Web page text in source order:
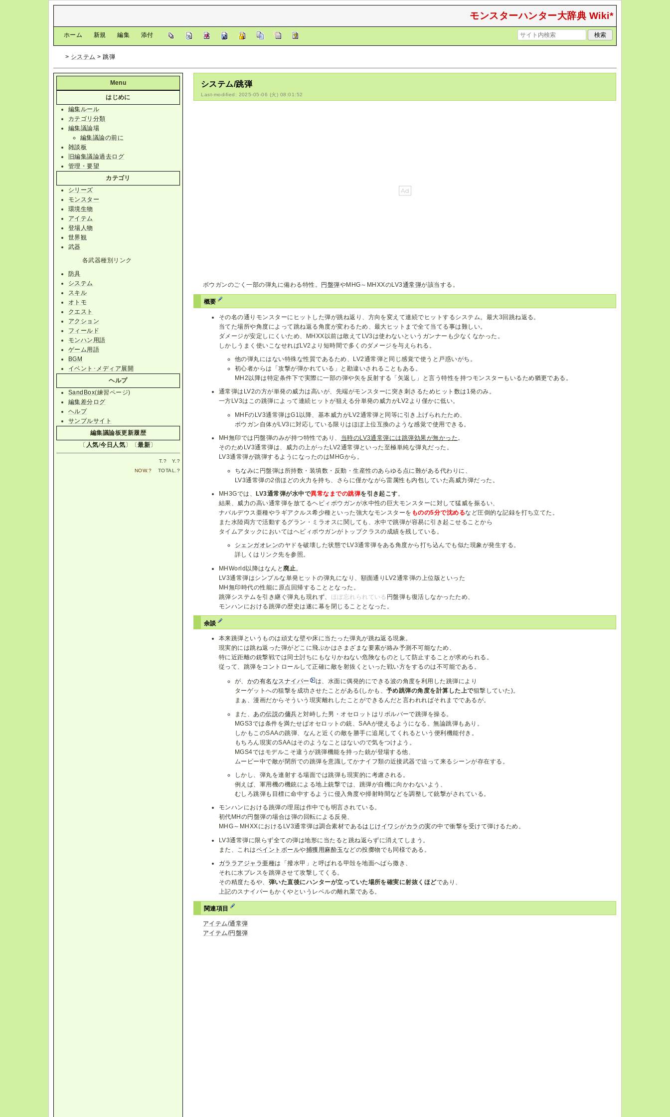
モンスターハンター大辞典 Wiki*
ホーム 新規 編集 添付
> システム > 跳弾
システム/跳弾
Last-modified: 2025-05-06 (火) 08:01:52
ボウガンのごく一部の弾丸に備わる特性。 円盤弾やMHG～MHXXのLV3通常弾が該当する。
概要
その名の通りモンスターにヒットした弾が跳ね返り、方向を変えて連続でヒットするシステム。最大3回跳ね返る。
当てた場所や角度によって跳ね返る角度が変わるため、最大ヒットまで全て当てる事は難しい。
ダメージが安定しにくいため、MHXX以前は敢えてLV3は使わないというガンナーも少なくなかった。
しかしうまく使いこなせればLV2より短時間で多くのダメージを与えられる。
他の弾丸にはない特殊な性質であるため、LV2通常弾と同じ感覚で使うと戸惑いがち。
初心者からは「攻撃が弾かれている」と勘違いされることもある。
MH2以降は特定条件下で実際に一部の弾や矢を反射する「矢返し」と言う特性を持つモンスターもいるため猶更である。
通常弾はLV2の方が単発の威力は高いが、先端がモンスターに突き刺さるためヒット数は1発のみ。
一方LV3はこの跳弾によって連続ヒットが狙える分単発の威力がLV2より僅かに低い。
MHFのLV3通常弾はG1以降、基本威力がLV2通常弾と同等に引き上げられたため、
ボウガン自体がLV3に対応している限りはほぼ上位互換のような感覚で使用できる。
MH無印では円盤弾のみが持つ特性であり、 当時のLV3通常弾には跳弾効果が無かった。
そのためLV3通常弾は、威力の上がったLV2通常弾といった至極単純な弾丸だった。
LV3通常弾が跳弾するようになったのはMHGから。
ちなみに円盤弾は所持数・装填数・反動・生産性のあらゆる点に難がある代わりに、
LV3通常弾の2倍ほどの火力を持ち、さらに僅かながら雷属性も内包していた高威力弾だった。
MH3Gでは、LV3通常弾が水中で異常なまでの跳弾を引き起こす。
結果、威力の高い通常弾を放てるヘビィボウガンが水中性の巨大モンスターに対して猛威を振るい、
ナバルデウス亜種やラギアクルス希少種といった強大なモンスターを ものの5分で沈めるなど圧倒的な記録を打ち立てた。
また水陸両方で活動するグラン・ミラオスに関しても、水中で跳弾が容易に引き起こせることから
タイムアタックにおいてはヘビィボウガンがトップクラスの成績を残している。
シェンガオレンのヤドを破壊した状態でLV3通常弾をある角度から打ち込んでも似た現象が発生する。
詳しくはリンク先を参照。
MHWorld以降はなんと 廃止 。
LV3通常弾はシンプルな単発ヒットの弾丸になり、額面通りLV2通常弾の上位版といった
MH無印時代の性能に原点回帰することとなった。
跳弾システムを引き継ぐ弾丸も現れず、 ほぼ忘れられている 円盤弾も復活しなかったため、
モンハンにおける跳弾の歴史は遂に幕を閉じることとなった。
余談
本来跳弾というものは頑丈な壁や床に当たった弾丸が跳ね返る現象。
現実的には跳ね返った弾がどこに飛ぶかはさまざまな要素が絡み予測不可能なため、
特に近距離の銃撃戦では同士討ちにもなりかねない危険なものとして防止することが求められる。
従って、跳弾をコントロールして正確に敵を射抜くといった戦い方をするのは不可能である。
が、 かの有名なスナイパー
は、水面に偶発的にできる波の角度を利用した跳弾により
ターゲットへの狙撃を成功させたことがある(しかも、 予め跳弾の角度を計算した上で狙撃していた)。
まぁ、漫画だからそういう現実離れしたことができるんだと言われればそれまでであるが。
また、 あの伝説の傭兵 と対峙した男・オセロットはリボルバーで跳弾を操る。
MGS3では条件を満たせばオセロットの銃、SAAが使えるようになる。無論跳弾もあり。
しかもこのSAAの跳弾、なんと近くの敵を勝手に追尾してくれるという便利機能付き。
もちろん現実のSAAはそのようなことはないので気をつけよう。
MGS4ではモデルこそ違うが跳弾機能を持った銃が登場する他、
ムービー中で敵が閉所での跳弾を意識してかナイフ類の近接武器で迫って来るシーンが存在する。
しかし、弾丸を連射する場面では跳弾も現実的に考慮される。
例えば、軍用機の機銃による地上銃撃では、跳弾が自機に向かわないよう、
むしろ跳弾も目標に命中するように侵入角度や掃射時間などを調整して銃撃がされている。
モンハンにおける跳弾の理屈は作中でも明言されている。
初代MHの円盤弾の場合は弾の回転による反発、
MHG～MHXXにおけるLV3通常弾は調合素材であるはじけイワシがカラの実の中で衝撃を受けて弾けるため。
LV3通常弾に限らず全ての弾は地形に当たると跳ね返らずに消えてしまう。
また、これはペイントボールや捕獲用麻酔玉などの投擲物でも同様である。
ガララアジャラ亜種は「撥水甲」と呼ばれる甲殻を地面へばら撒き、
それに水ブレスを跳弾させて攻撃してくる。
その精度たるや、 弾いた直後にハンターが立っていた場所を確実に射抜くほどであり、
上記のスナイパーもかくやというレベルの離れ業である。
関連項目
アイテム/通常弾
アイテム/円盤弾
Menu
はじめに
編集ルール
カテゴリ分類
編集議論場
編集議論の前に
雑談板
旧編集議論過去ログ
管理・要望
カテゴリ
シリーズ
モンスター
環境生物
アイテム
登場人物
世界観
武器
各武器種別リンク
防具
システム
スキル
オトモ
クエスト
アクション
フィールド
モンハン用語
ゲーム用語
BGM
イベント･メディア展開
ヘルプ
SandBox(練習ページ)
編集差分ログ
ヘルプ
サンプルサイト
編集議論板更新履歴
〔 人気/今日人気〕〔最新〕
T. ? Y. ?
NOW.? TOTAL. ?